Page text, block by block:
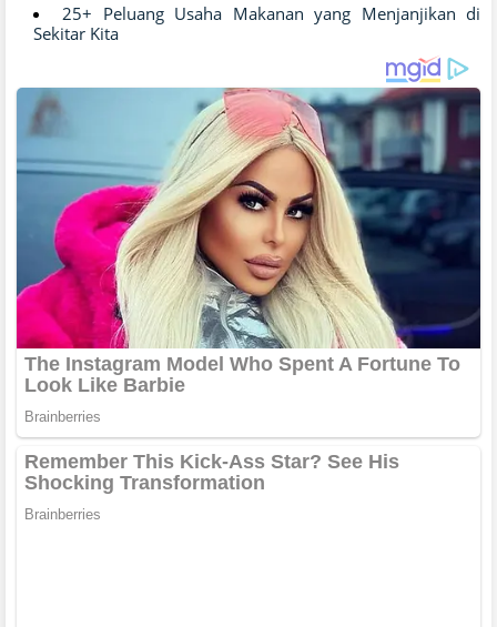
25+ Peluang Usaha Makanan yang Menjanjikan di
Sekitar Kita